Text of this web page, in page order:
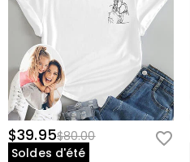
$39.95$80.00
Soldes d'été